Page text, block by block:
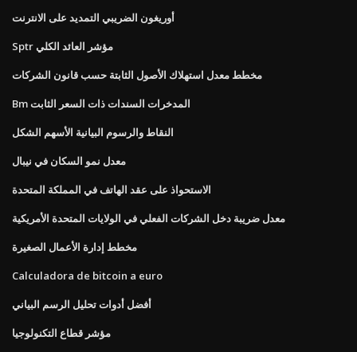
أوريغون الضريبي التمديد على الانترنت
Sptr مؤشر العائد الكلي
مخطط معدل استهلاك الأصول الثابتة حسب قانون الشركات
Bm المدخرات السندات ذات السعر الثابت
النقاط والرسوم البيانية الأسهم الشكل
معدل نمو السكان في نيبال
الاستحواذ على عقد الهاتف في المملكة المتحدة
معدل ضريبة دخل الشركات الفعلي في الولايات المتحدة الأمريكية
مخطط إدارة الأعمال الصغيرة
Calculadora de bitcoin a euro
أفضل أدوات تحليل الرسم البياني
مؤشر قطاع التكنولوجيا